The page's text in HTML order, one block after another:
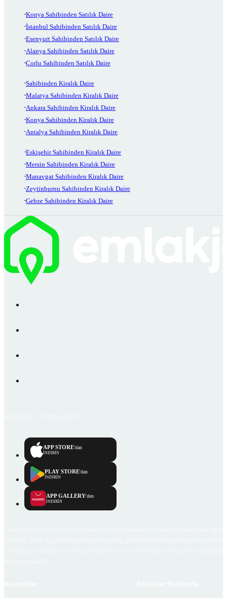
Konya Sahibinden Satılık Daire
İstanbul Sahibinden Satılık Daire
Esenyurt Sahibinden Satılık Daire
Alanya Sahibinden Satılık Daire
Çorlu Sahibinden Satılık Daire
Sahibinden Kiralık Daire
Malatya Sahibinden Kiralık Daire
Ankara Sahibinden Kiralık Daire
Konya Sahibinden Kiralık Daire
Antalya Sahibinden Kiralık Daire
Eskişehir Sahibinden Kiralık Daire
Mersin Sahibinden Kiralık Daire
Manavgat Sahibinden Kiralık Daire
Zeytinburnu Sahibinden Kiralık Daire
Gebze Sahibinden Kiralık Daire
APP STORE'dan
İNDİRİN
PLAY STORE'dan
İNDİRİN
APP GALLERY'den
İNDİRİN